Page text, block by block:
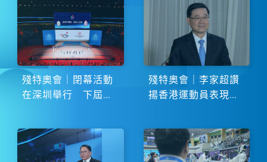
殘特奧會｜閉幕活動
在深圳舉行 下屆由
殘特奧會｜李家超讚
揚香港運動員表現卓